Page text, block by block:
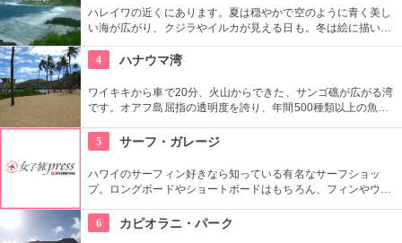
での映画も楽しめます。
ハレイワの近くにあります。夏は穏やかで空のように青く美し
い海が広がり、クジラやイルカが見える日も。冬は絵に描いた
ような豪快な高波が押し寄せ、地元のボディボーダーやサーフ
ァーたちが集まります。夕日が絶景なことでも知られていま
4 ハナウマ湾
ワイキキから車で20分、火山からできた、サンゴ礁が広がる湾
です。オアフ島屈指の透明度を誇り、年間500種類以上の魚が
で年間100万人以上の観光客が訪れます。
5 サーフ・ガレージ
ハワイのサーフィン好きなら知っている有名なサーフショッ
プ。ロングボードやショートボードはもちろん、フィンやウェ
や保管も行っています。
6 カピオラニ・パーク